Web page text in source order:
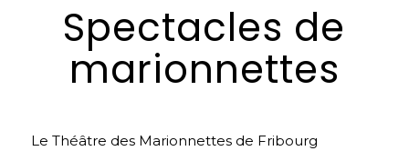
Spectacles de
marionnettes
Le Théâtre des Marionnettes de Fribourg